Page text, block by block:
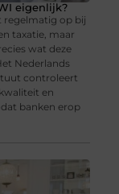
eigenlijk?
regelmatig op bij
taxatie, maar
wat deze
Nederlands
controleert
en
banken erop